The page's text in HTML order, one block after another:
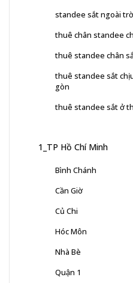
standee sắt ngoài
thuê chân standee
thuê standee chân
thuê standee sắt
gòn
thuê standee sắt ở
1_TP Hồ Chí Minh
Bình Chánh
Cần Giờ
Củ Chi
Hóc Môn
Nhà Bè
Quận 1